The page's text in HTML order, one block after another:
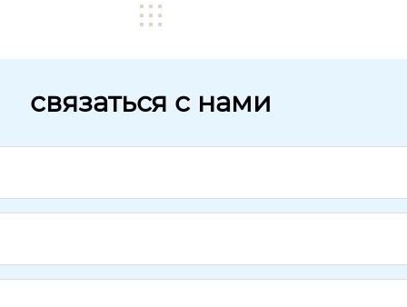
связаться с нами